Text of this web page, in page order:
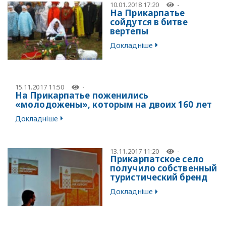
10.01.2018 17:20 -
На Прикарпатье
сойдутся в битве
вертепы
Докладніше
15.11.2017 11:50 -
На Прикарпатье поженились
«молодожены», которым на двоих 160 лет
Докладніше
13.11.2017 11:20 -
Прикарпатское село
получило собственный
туристический бренд
Докладніше